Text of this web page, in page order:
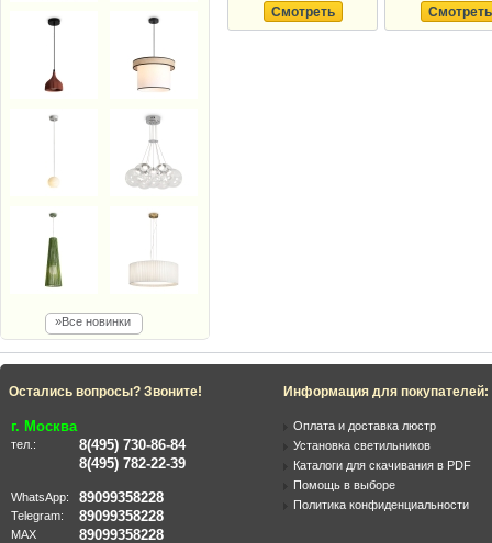
»Все новинки
Смотреть Смотреть
Остались вопросы? Звоните!
г. Москва
тел.:
8(495) 730-86-84
8(495) 782-22-39
WhatsApp: 89099358228
Telegram: 89099358228
MAX 89099358228
Информация для покупателей:
Оплата и доставка люстр
Установка светильников
Каталоги для скачивания в PDF
Помощь в выборе
Политика конфиденциальности